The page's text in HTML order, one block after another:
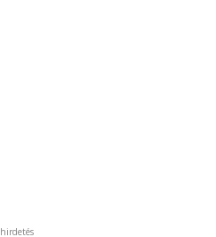
hirdetés